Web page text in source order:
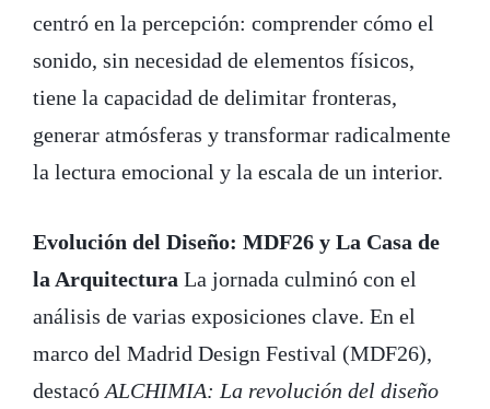
centró en la percepción: comprender cómo el
sonido, sin necesidad de elementos físicos,
tiene la capacidad de delimitar fronteras,
generar atmósferas y transformar radicalmente
la lectura emocional y la escala de un interior.
Evolución del Diseño: MDF26 y La Casa de
la Arquitectura La jornada culminó con el
análisis de varias exposiciones clave. En el
marco del Madrid Design Festival (MDF26),
destacó ALCHIMIA: La revolución del diseño